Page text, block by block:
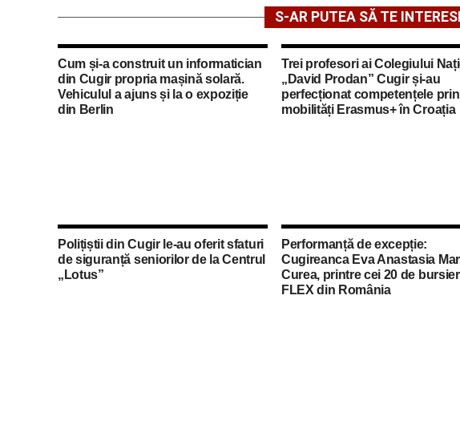
S-AR PUTEA SĂ TE
Cum și-a construit un informatician
din Cugir propria mașină solară.
Vehiculul a ajuns și la o expoziție
din Berlin
Trei profesori ai Colegiului
„David Prodan” Cugir și-au
perfecționat competențele prin
mobilități Erasmus+ în Croația
Polițiștii din Cugir le-au oferit sfaturi
de siguranță seniorilor de la Centrul
„Lotus”
Performanță de excepție:
Cugireanca Eva Anastasia
Curea, printre cei 20 de
FLEX din România